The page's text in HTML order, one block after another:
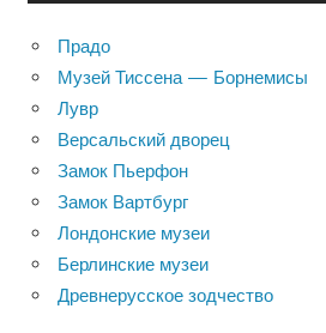
Прадо
Музей Тиссена — Борнемисы
Лувр
Версальский дворец
Замок Пьерфон
Замок Вартбург
Лондонские музеи
Берлинские музеи
Древнерусское зодчество